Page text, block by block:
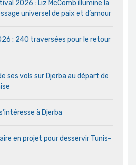
2026 : Liz McComb illumine la
universel de paix et d’amour
: 240 traversées pour le retour
ses vols sur Djerba au départ de
à Djerba
en projet pour desservir Tunis-